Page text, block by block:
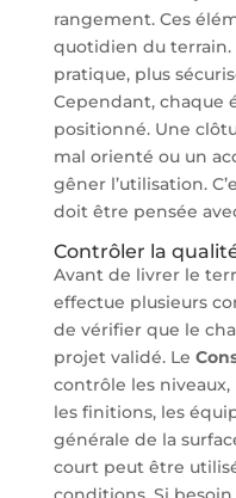
rangement. Ces
quotidien du terrain.
pratique, plus
Cependant, chaque
positionné. Une
mal orienté ou un
gêner l’utilisation.
doit être pensée
Contrôler la
Avant de livrer le
effectue plusieurs
de vérifier que le
projet validé. Le
contrôle les niveaux,
les finitions, les
générale de la
court peut être